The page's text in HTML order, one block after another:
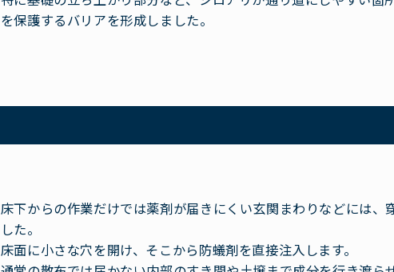
を保護するバリアを形成しました。
床下からの作業だけでは薬剤が届きにくい玄関まわりなどには
した。
床面に小さな穴を開け、そこから防蟻剤を直接注入します。